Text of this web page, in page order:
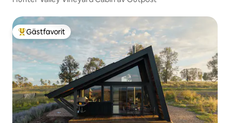
Populär gästfavorit
Gästfavorit